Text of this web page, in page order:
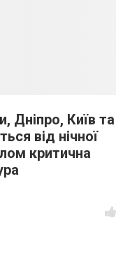
Дніпро, Київ та
від нічної
критична